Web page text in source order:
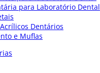
para Laboratório Dental
Dentários
e Muflas